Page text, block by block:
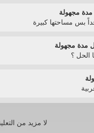
مجهولة
بس مساحتها كبيرة
مدة مجهولة
لا مزيد من